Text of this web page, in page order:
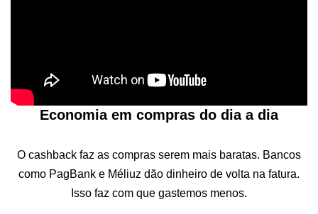
Economia em compras do dia a dia
O cashback faz as compras serem mais baratas. Bancos
como PagBank e Méliuz dão dinheiro de volta na fatura.
Isso faz com que gastemos menos.